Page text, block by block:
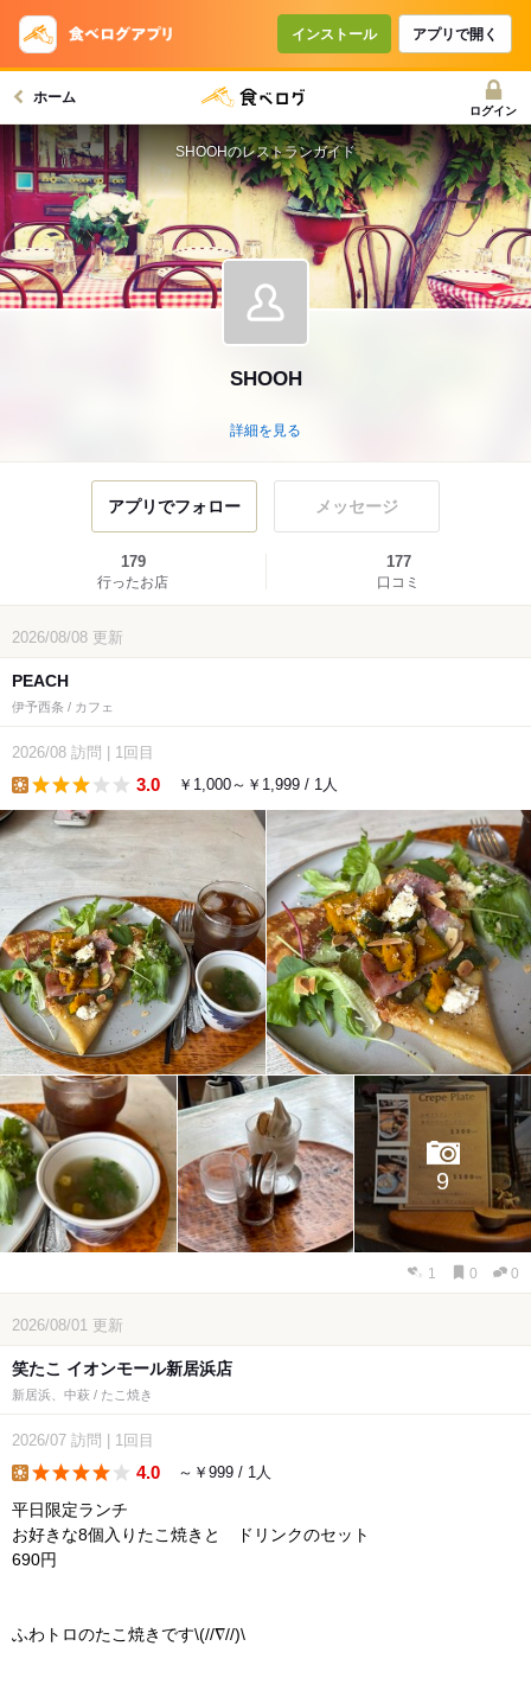
インストール アプリで開く
ホーム
ログイン
SHOOH
詳細を見る
SHOOHのレストランガイド
アプリでフォロー メッセージ
179
行ったお店
177
口コミ
2026/08/08 更新
PEACH
伊予西条 / カフェ
2026/08 訪問 1回目
3.0 ￥1,000～￥1,999 / 1人
9
1 0 0
2026/08/01 更新
笑たこ イオンモール新居浜店
新居浜、中萩 / たこ焼き
2026/07 訪問 1回目
4.0 ～￥999 / 1人
平日限定ランチ
お好きな8個入りたこ焼きと ドリンクのセット
690円
ふわトロのたこ焼きです\(//∇//)\